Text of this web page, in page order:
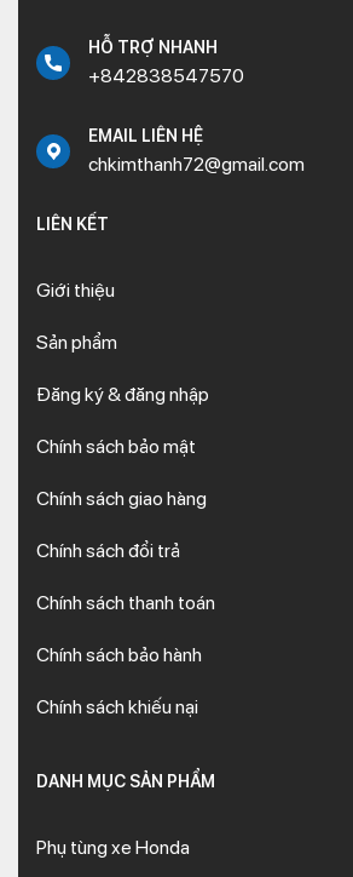
HỖ TRỢ NHANH
+842838547570
EMAIL LIÊN HỆ
chkimthanh72@gmail.com
LIÊN KẾT
Giới thiệu
Sản phẩm
Đăng ký & đăng nhập
Chính sách bảo mật
Chính sách giao hàng
Chính sách đổi trả
Chính sách thanh toán
Chính sách bảo hành
Chính sách khiếu nại
DANH MỤC SẢN PHẨM
Phụ tùng xe Honda